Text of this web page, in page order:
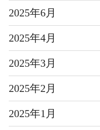
2025年6月
2025年4月
2025年3月
2025年2月
2025年1月